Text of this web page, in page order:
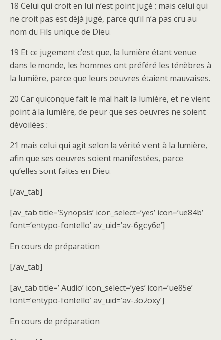
18 Celui qui croit en lui n’est point jugé ; mais celui qui
ne croit pas est déjà jugé, parce qu’il n’a pas cru au
nom du Fils unique de Dieu.
19 Et ce jugement c’est que, la lumière étant venue
dans le monde, les hommes ont préféré les ténèbres à
la lumière, parce que leurs oeuvres étaient mauvaises.
20 Car quiconque fait le mal hait la lumière, et ne vient
point à la lumière, de peur que ses oeuvres ne soient
dévoilées ;
21 mais celui qui agit selon la vérité vient à la lumière,
afin que ses oeuvres soient manifestées, parce
qu’elles sont faites en Dieu.
[/av_tab]
[av_tab title=’Synopsis’ icon_select=’yes’ icon=’ue84b’
font=’entypo-fontello’ av_uid=’av-6goy6e’]
En cours de préparation
[/av_tab]
[av_tab title=’ Audio’ icon_select=’yes’ icon=’ue85e’
font=’entypo-fontello’ av_uid=’av-3o2oxy’]
En cours de préparation